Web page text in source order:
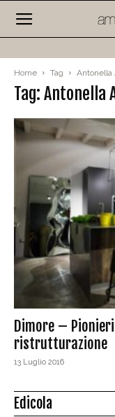
Home Tag Antonella
Tag: Antonella
Dimore –
ristrutturazione
13 Luglio 2016
Edicola